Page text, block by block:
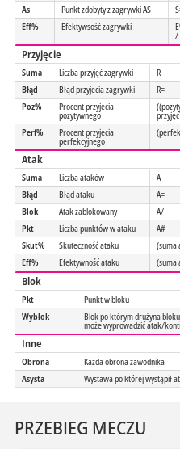
As
Punkt zdobyty z zagrywki AS
Eff%
Efektywsość zagrywki
/
Przyjęcie
Suma Liczba przyjęć zagrywki
R
Błąd
Błąd przyjecia zagrywki
R=
Poz%
Procent przyjecia
pozytywnego
Perf%
Procent przyjecia
perfekcyjnego
Atak
Suma Liczba ataków
A
Błąd
Błąd ataku
A=
Blok
Atak zablokowany
A/
Pkt
Liczba punktów w ataku
A#
Skut%
Skuteczność ataku
(suma
Eff%
Efektywność ataku (suma
Blok
Pkt Punkt w bloku
Wyblok
Blok po którym drużyna
może wyprowadzić atak/
Inne
Obrona
Każda obrona zawodnika
Asysta
Wystawa po której wystąpił
PRZEBIEG MECZU